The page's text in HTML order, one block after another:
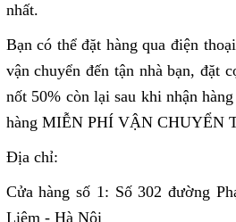
nhất.
Bạn có thể đặt hàng qua điện
vận chuyển đến tận nhà bạn, đặt
nốt 50% còn lại sau khi nhận
hàng MIỄN PHÍ VẬN CHUYỂN
Địa chỉ:
Cửa hàng số 1: Số 302 đường
Liêm - Hà Nội